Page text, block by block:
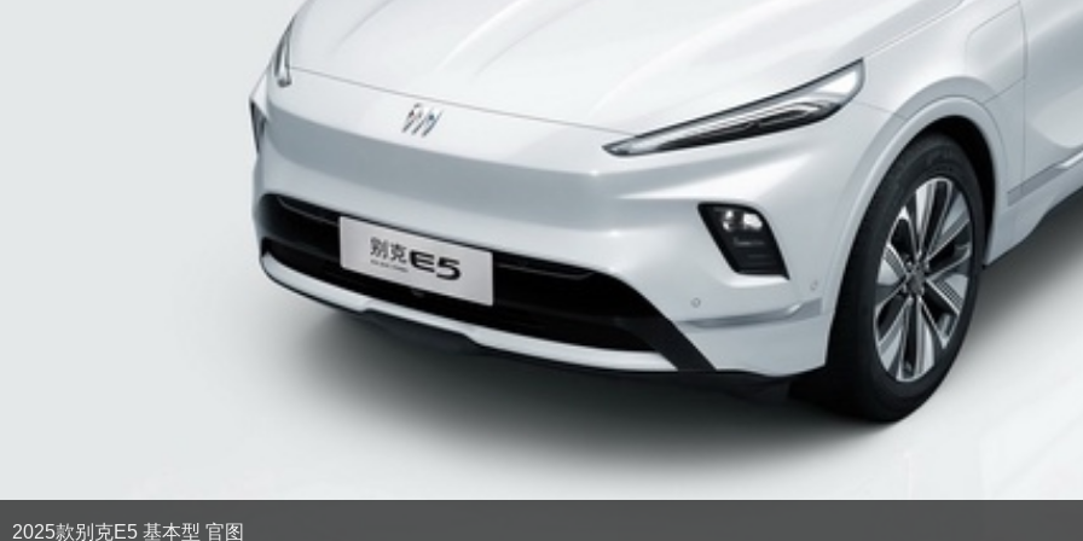
2025款别克E5 基本型 官图